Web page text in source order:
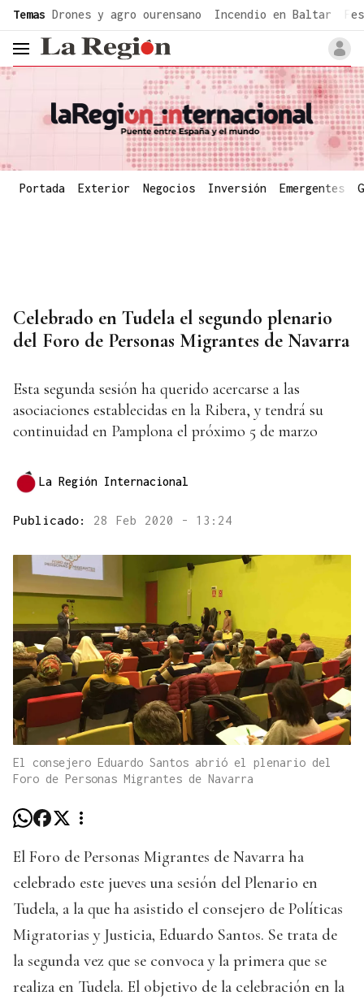
Temas Drones y agro ourensano Incendio en Baltar
header.menu.open
Portada Exterior Negocios Inversión Emergentes
Celebrado en Tudela el segundo plenario
del Foro de Personas Migrantes de Navarra
Esta segunda sesión ha querido acercarse a las
asociaciones establecidas en la Ribera, y tendrá su
continuidad en Pamplona el próximo 5 de marzo
La Región Internacional
Publicado: 28 Feb 2020 - 13:24
El consejero Eduardo Santos abrió el plenario del
Foro de Personas Migrantes de Navarra
El Foro de Personas Migrantes de Navarra ha
celebrado este jueves una sesión del Plenario en
Tudela, a la que ha asistido el consejero de Políticas
Migratorias y Justicia, Eduardo Santos. Se trata de
la segunda vez que se convoca y la primera que se
realiza en Tudela. El objetivo de la celebración en la